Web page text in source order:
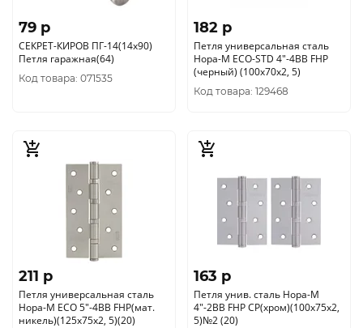
79 p
СЕКРЕТ-КИРОВ ПГ-14(14х90)
Петля гаражная(64)
Код товара: 071535
182 p
Петля универсальная сталь
Нора-М ECO-STD 4"-4ВВ FHP
(черный) (100х70х2, 5)
Код товара: 129468
211 p
Петля универсальная сталь
Нора-М ECO 5"-4ВВ FHP(мат.
никель)(125х75х2, 5)(20)
163 p
Петля унив. сталь Нора-М
4"-2ВВ FHP CP(хром)(100х75х2,
5)№2 (20)